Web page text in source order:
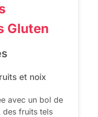
Gluten
et noix
avec un bol de
des fruits tels